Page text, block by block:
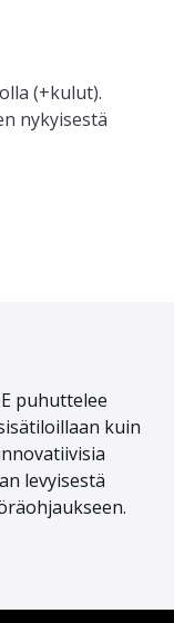
(+kulut).
nykyisestä
puhuttelee
kuin
levyisestä